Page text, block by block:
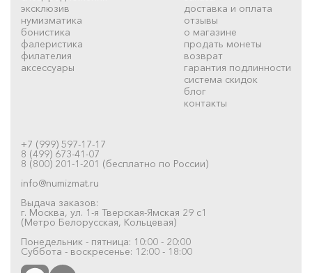
эксклюзив
нумизматика
бонистика
фалеристика
филателия
аксессуары
доставка и оплата
отзывы
о магазине
продать монеты
возврат
гарантия подлинности
система скидок
блог
контакты
+7 (999) 597-17-17
8 (499) 673-41-07
8 (800) 201-1-201 (бесплатно по России)
info@numizmat.ru
Выдача заказов:
г. Москва, ул. 1-я Тверская-Ямская 29 с1
(Метро Белорусская, Кольцевая)
Понедельник - пятница: 10:00 - 20:00
Суббота - воскресенье: 12:00 - 18:00